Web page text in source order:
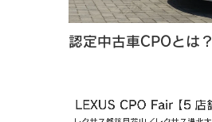
認定中古車CPOとは？